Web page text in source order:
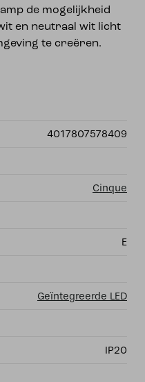
de mogelijkheid
en neutraal wit licht
te creëren.
4017807578409
Cinque
E
Geïntegreerde LED
IP20